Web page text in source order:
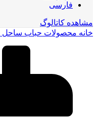
فارسی
مشاهده کاتالوگ
خانه محصولات حباب ساحل